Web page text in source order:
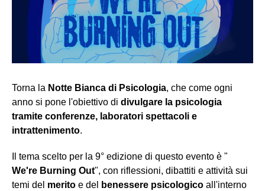
Torna la Notte Bianca di Psicologia, che come ogni
anno si pone l'obiettivo di divulgare la psicologia
tramite conferenze, laboratori spettacoli e
intrattenimento.
Il tema scelto per la 9° edizione di questo evento è "
We're Burning Out", con riflessioni, dibattiti e attività sui
temi del merito e del benessere psicologico all'interno